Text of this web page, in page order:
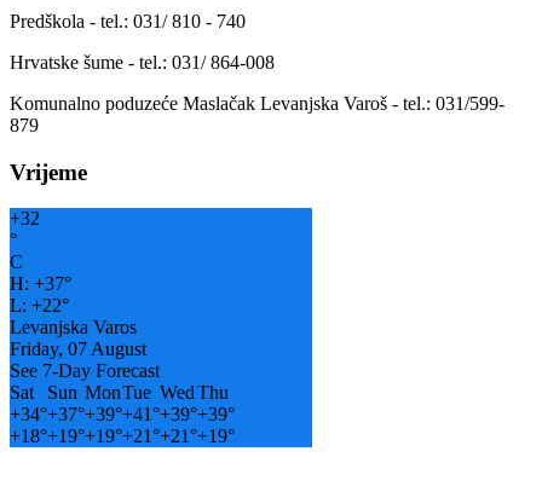
Predškola - tel.: 031/ 810 - 740
Hrvatske šume - tel.: 031/ 864-008
Komunalno poduzeće Maslačak Levanjska Varoš - tel.: 031/599-
879
Vrijeme
+32
°
C
H: +37°
L: +22°
Levanjska Varos
Friday, 07 August
See 7-Day Forecast
Sat
Sun MonTue WedThu
+34°+37°+39°+41°+39°+39°
+18°+19°+19°+21°+21°+19°